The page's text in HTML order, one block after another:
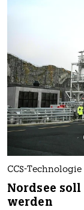
CCS-Technologie
Nordsee
werden